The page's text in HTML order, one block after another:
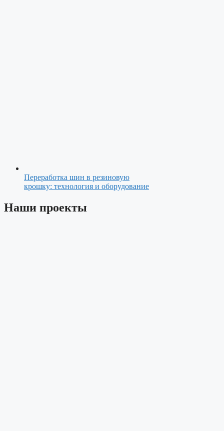
Переработка шин в резиновую
крошку: технология и оборудование
Наши проекты